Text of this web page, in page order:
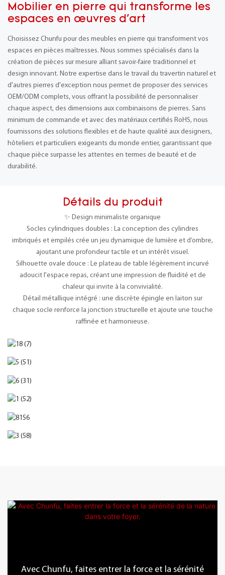
Mobilier en pierre qui transforme les
espaces en œuvres d'art
Choisissez Chunfu pour des meubles en pierre qui transforment vos
espaces en pièces maîtresses. Nous sommes spécialisés dans la
création de pièces sur mesure alliant savoir-faire traditionnel et
design innovant. Notre expertise dans le travail du travertin naturel et
d'autres pierres d'exception nous permet de proposer des services
OEM/ODM complets, vous offrant la possibilité de personnaliser
chaque aspect, des dimensions aux combinaisons de pierres. Sans
minimum de commande et avec des matériaux certifiés RoHS, nous
fournissons des solutions flexibles et de haute qualité aux designers,
hôteliers et particuliers exigeants du monde entier, garantissant que
chaque pièce surpasse les attentes en termes de beauté et de
durabilité.
Détails du produit
✨ Design minimaliste organique
Socles cylindriques doubles : La conception des cylindres
imbriqués et empilés crée un jeu dynamique de lumière et d’ombre,
ajoutant une profondeur tactile et un intérêt visuel.
Silhouette ovale douce : Le plateau de table légèrement incurvé
adoucit l'espace repas, créant une impression de fluidité et de
chaleur qui invite à la convivialité.
Détail métallique intégré : une discrète épingle en laiton sur
chaque socle renforce la jonction structurelle et ajoute une touche
raffinée et harmonieuse.
Avec Chunfu, faites entrer la force et la sérénité